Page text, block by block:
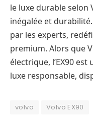
le luxe durable selon
inégalée et
par les experts,
premium. Alors que
électrique, l’EX90
luxe responsable,
volvo Volvo EX90